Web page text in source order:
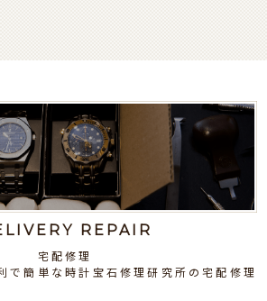
REPAIR
宅配修理
で簡単な時計宝石修理研究所の宅配修理